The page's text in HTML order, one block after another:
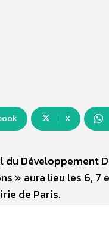
X
Développement
» aura lieu les 6,
de Paris.